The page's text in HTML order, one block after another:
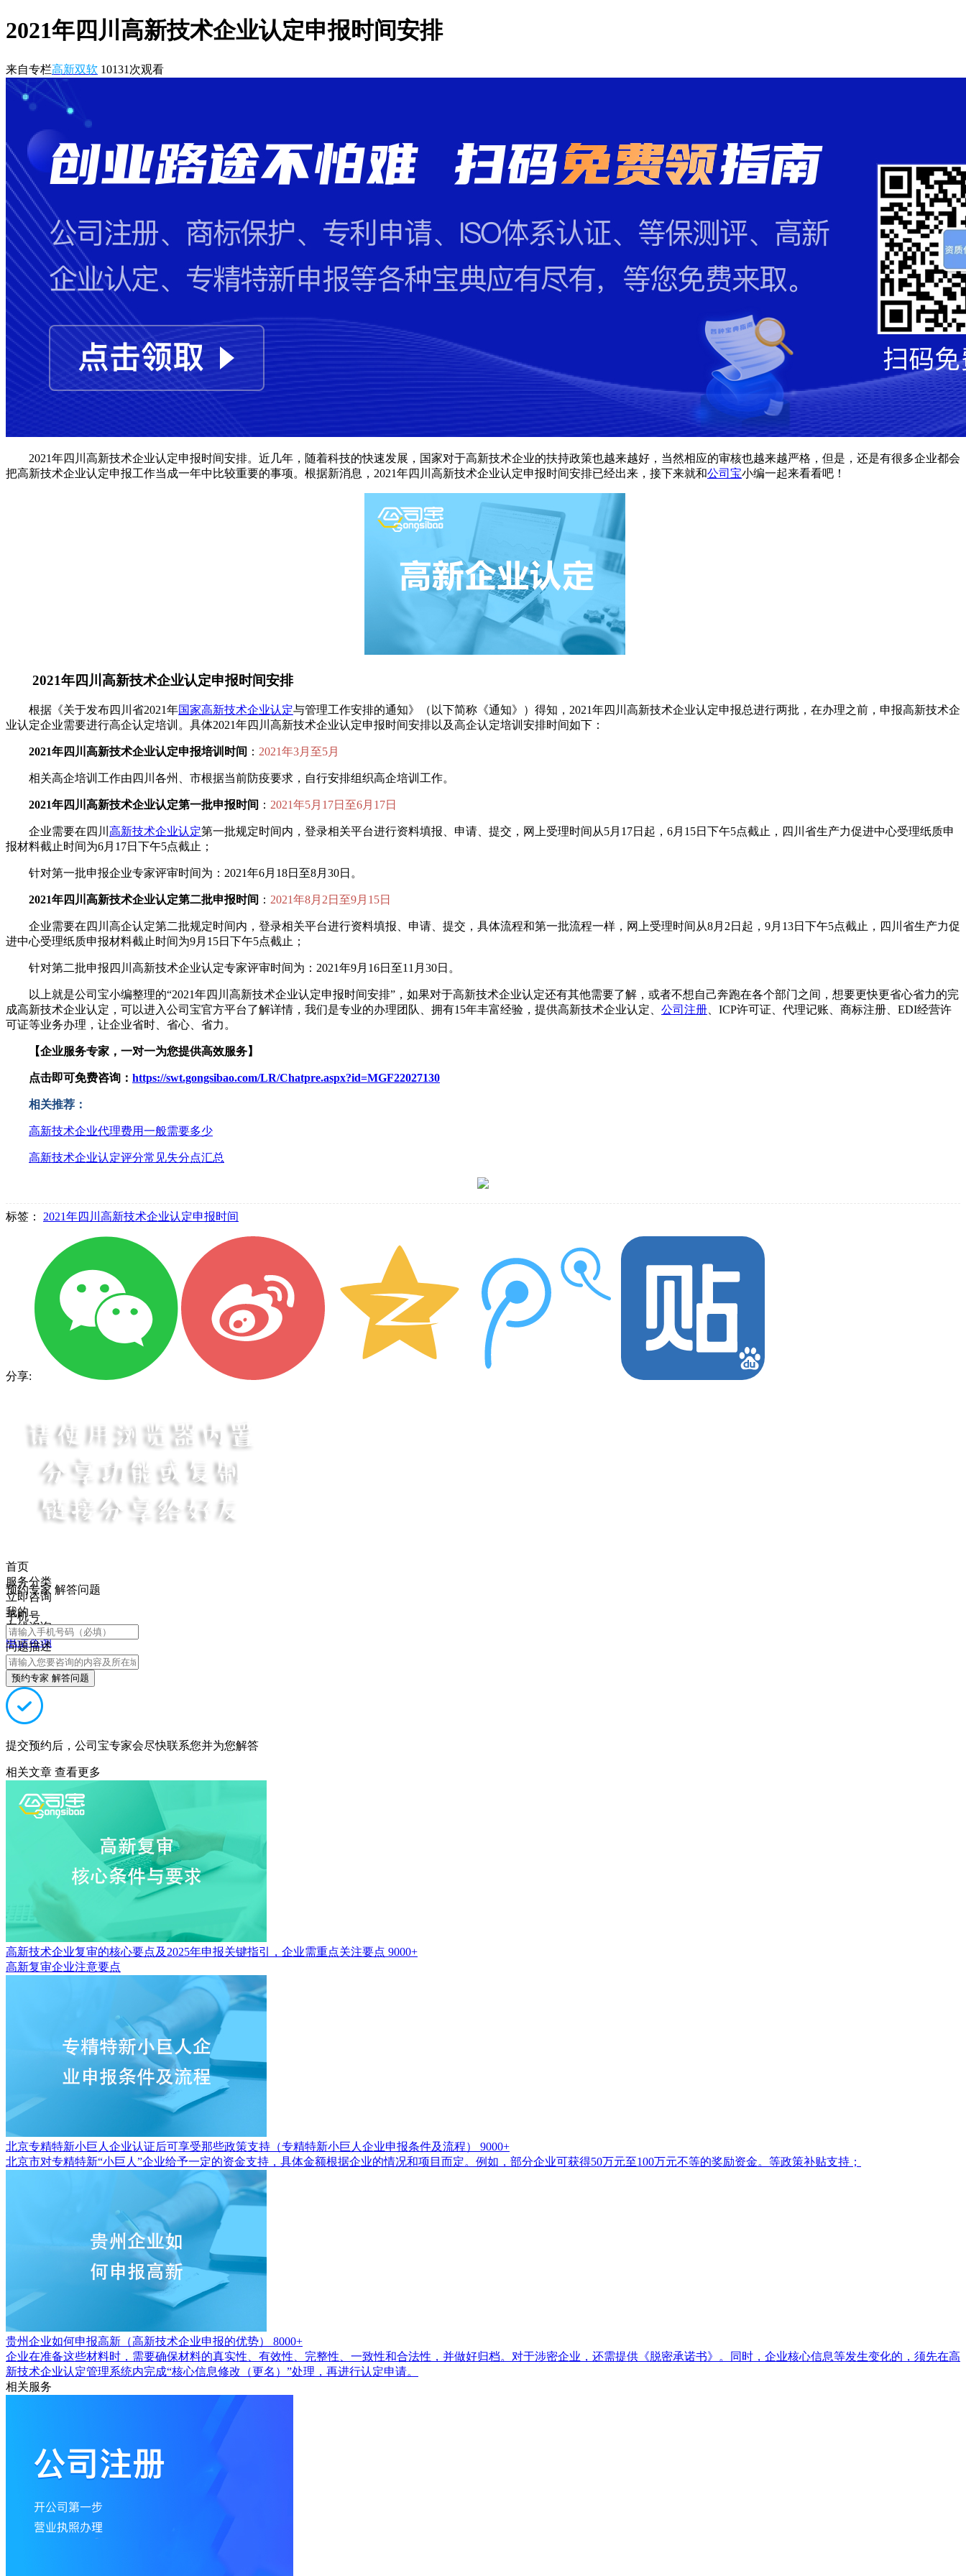
2021年四川高新技术企业认定申报时间安排
来自专栏高新双软 10131 次观看
2021年四川高新技术企业认定申报时间安排。近几年，随着科技的快速发展，国家对于高新技术企业的扶持政策也越来越好，当然相应的审核也越来越严格，但是，还是有很多企业都会
把高新技术企业认定申报工作当成一年中比较重要的事项。根据新消息，2021年四川高新技术企业认定申报时间安排已经出来，接下来就和公司宝小编一起来看看吧！
2021年四川高新技术企业认定申报时间安排
根据《关于发布四川省2021年国家高新技术企业认定与管理工作安排的通知》（以下简称《通知》）得知，2021年四川高新技术企业认定申报总进行两批，在办理之前，申报高新技术企
业认定企业需要进行高企认定培训。具体2021年四川高新技术企业认定申报时间安排以及高企认定培训安排时间如下：
2021年四川高新技术企业认定申报培训时间 ： 2021年3月至5月
相关高企培训工作由四川各州、市根据当前防疫要求，自行安排组织高企培训工作。
2021年四川高新技术企业认定第一批申报时间 ： 2021年5月17日至6月17日
企业需要在四川 高新技术企业认定第一批规定时间内，登录相关平台进行资料填报、申请、提交，网上受理时间从5月17日起，6月15日下午5点截止，四川省生产力促进中心受理纸质申
报材料截止时间为6月17日下午5点截止；
针对第一批申报企业专家评审时间为：2021年6月18日至8月30日。
2021年四川高新技术企业认定第二批申报时间 ： 2021年8月2日至9月15日
企业需要在四川高企认定第二批规定时间内，登录相关平台进行资料填报、申请、提交，具体流程和第一批流程一样，网上受理时间从8月2日起，9月13日下午5点截止，四川省生产力促
进中心受理纸质申报材料截止时间为9月15日下午5点截止；
针对第二批申报四川高新技术企业认定专家评审时间为：2021年9月16日至11月30日。
以上就是公司宝小编整理的“2021年四川高新技术企业认定申报时间安排”，如果对于高新技术企业认定还有其他需要了解，或者不想自己奔跑在各个部门之间，想要更快更省心省力的完
成高新技术企业认定，可以进入公司宝官方平台了解详情，我们是专业的办理团队、拥有15年丰富经验，提供高新技术企业认定、 公司注册 、ICP许可证、代理记账、商标注册、EDI经营许
可证等业务办理，让企业省时、省心、省力。
【企业服务专家，一对一为您提供高效服务】
点击即可免费咨询： https://swt.gongsibao.com/LR/Chatpre.aspx?id=MGF22027130
相关推荐：
高新技术企业代理费用一般需要多少
高新技术企业认定评分常见失分点汇总
标签： 2021年四川高新技术企业认定申报时间
分享:
首页
服务分类
立即咨询
我的
在线咨询
电话咨询
预约专家 解答问题
手机号
问题描述
预约专家 解答问题
提交预约后，公司宝专家会尽快联系您并为您解答
相关文章 查看更多
高新技术企业复审的核心要点及2025年申报关键指引，企业需重点关注要点 9000+
高新复审企业注意要点
北京专精特新小巨人企业认证后可享受那些政策支持（专精特新小巨人企业申报条件及流程）
9000+
北京市对专精特新“小巨人”企业给予一定的资金支持，具体金额根据企业的情况和项目而定。例如，部分企业可获得50万元至100万元不等的奖励资金。等政策补贴支持；
贵州企业如何申报高新（高新技术企业申报的优势）
8000+
企业在准备这些材料时，需要确保材料的真实性、有效性、完整性、一致性和合法性，并做好归档。对于涉密企业，还需提供《脱密承诺书》。同时，企业核心信息等发生变化的，须先在高
新技术企业认定管理系统内完成“核心信息修改（更名）”处理，再进行认定申请。
相关服务